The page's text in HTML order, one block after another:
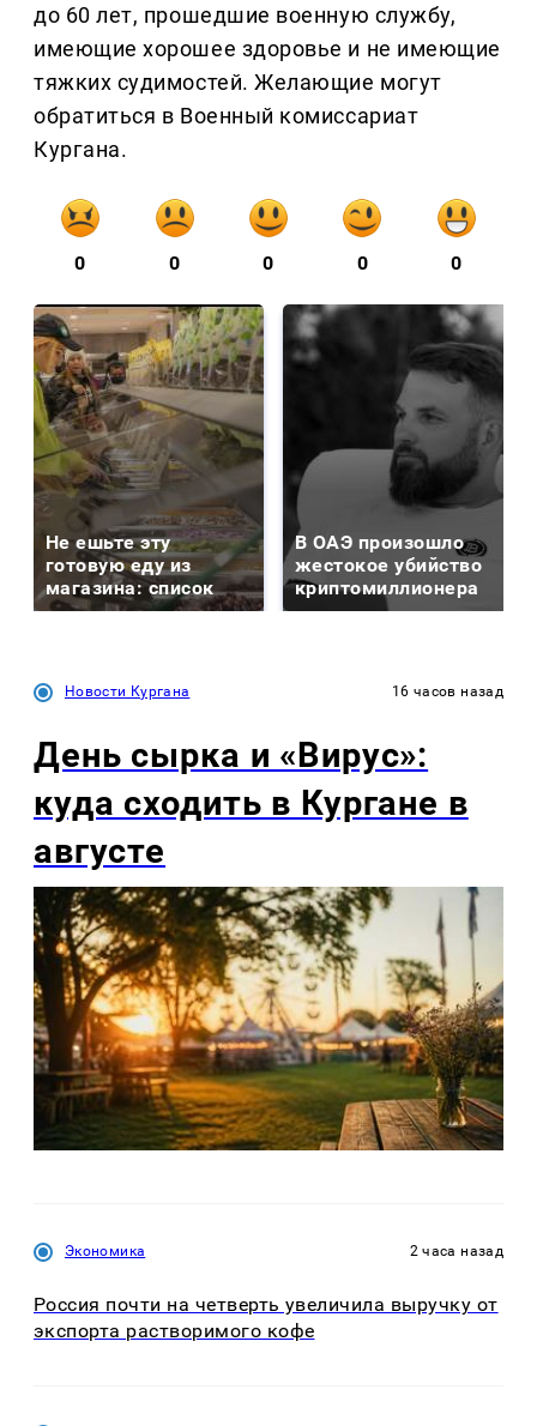
до 60 лет, прошедшие военную службу,
имеющие хорошее здоровье и не имеющие
тяжких судимостей. Желающие могут
обратиться в Военный комиссариат
Кургана.
0 0 0 0 0
Не ешьте эту
готовую еду из
магазина: список
В ОАЭ произошло
жестокое убийство
криптомиллионера
Новости Кургана 16 часов назад
День сырка и «Вирус»:
куда сходить в Кургане в
августе
Экономика 2 часа назад
Россия почти на четверть увеличила выручку от
экспорта растворимого кофе